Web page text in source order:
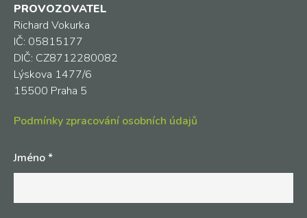
PROVOZOVATEL
Richard Vokurka
IČ: 05815177
DIČ: CZ8712280082
Lýskova 1477/6
15500 Praha 5
Podmínky zpracování osobních údajů
Jméno*